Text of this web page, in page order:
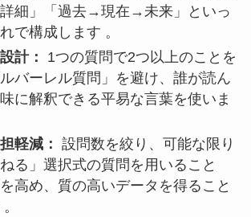
細」「過去→現在→未来」といっ
で構成します 。
計：
1つの質問で2つ以上のことを
バーレル質問」を避け、誰が読ん
に解釈できる平易な言葉を使いま
軽減：
設問数を絞り、可能な限り
ねる」選択式の質問を用いること
高め、質の高いデータを得ること